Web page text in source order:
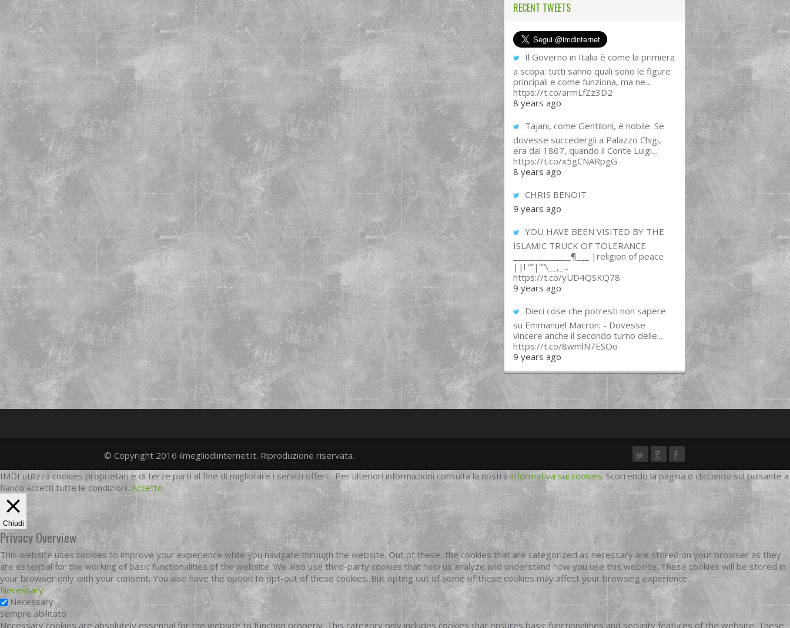
RECENT TWEETS
Il Governo in Italia è come la primiera
a scopa: tutti sanno quali sono le figure
principali e come funziona, ma ne…
https://t.co/armLfZz3D2
8 years ago
Tajani, come Gentiloni, è nobile. Se
dovesse succedergli a Palazzo Chigi,
era dal 1867, quando il Conte Luigi...
https://t.co/x5gCNARpgG
8 years ago
CHRIS BENOIT
9 years ago
YOU HAVE BEEN VISITED BY THE
ISLAMIC TRUCK OF TOLERANCE
______________¶___ |religion of peace
||l “”|””\__,_...
https://t.co/yUD4QSKQ78
9 years ago
Dieci cose che potresti non sapere
su Emmanuel Macron: - Dovesse
vincere anche il secondo turno delle...
https://t.co/8wmlN7ESOo
9 years ago
twittergoogleplus
facebook
© Copyright 2016 ilmegliodiinternet.it. Riproduzione riservata.
IMDI utilizza cookies proprietari e di terze parti al fine di migliorare i servizi offerti. Per ulteriori informazioni consulta la nostra informativa sui cookies. Scorrendo la pagina o cliccando sul pulsante a
fianco accetti tutte le condizioni. Accetto
Chiudi
Privacy Overview
This website uses cookies to improve your experience while you navigate through the website. Out of these, the cookies that are categorized as necessary are stored on your browser as they
are essential for the working of basic functionalities of the website. We also use third-party cookies that help us analyze and understand how you use this website. These cookies will be stored in
your browser only with your consent. You also have the option to opt-out of these cookies. But opting out of some of these cookies may affect your browsing experience.
Necessary
Necessary
Sempre abilitato
Necessary cookies are absolutely essential for the website to function properly. This category only includes cookies that ensures basic functionalities and security features of the website. These